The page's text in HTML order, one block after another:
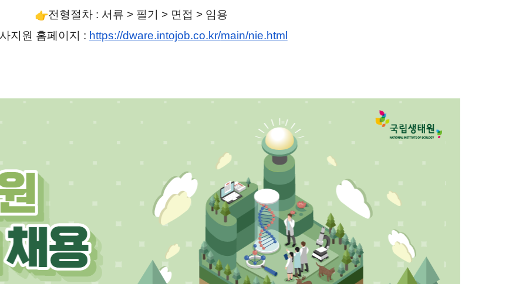
전형절차 : 서류 > 필기 > 면접 > 임용
지원 홈페이지 : https://dware.intojob.co.kr/main/nie.html